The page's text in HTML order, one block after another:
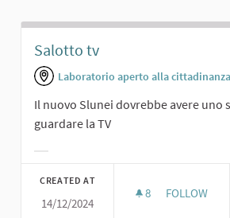
Salotto tv
Laboratorio aperto alla cittadinanza
Il nuovo Slunei dovrebbe avere uno
guardare la TV
CREATED AT
14/12/2024
8 8 FOLLOWERS
FOLLOW